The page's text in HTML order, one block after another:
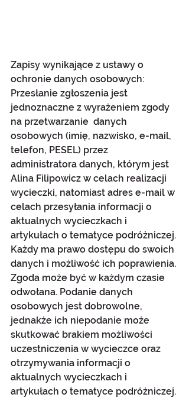
Zapisy wynikające z ustawy o
ochronie danych osobowych:
Przesłanie zgłoszenia jest
jednoznaczne z wyrażeniem zgody
na przetwarzanie  danych
osobowych (imię, nazwisko, e-mail,
telefon, PESEL) przez
administratora danych, którym jest
Alina Filipowicz w celach realizacji
wycieczki, natomiast adres e-mail w
celach przesyłania informacji o
aktualnych wycieczkach i
artykułach o tematyce podróżniczej.
Każdy ma prawo dostępu do swoich
danych i możliwość ich poprawienia.
Zgoda może być w każdym czasie
odwołana. Podanie danych
osobowych jest dobrowolne,
jednakże ich niepodanie może
skutkować brakiem możliwości
uczestniczenia w wycieczce oraz
otrzymywania informacji o
aktualnych wycieczkach i
artykułach o tematyce podróżniczej.